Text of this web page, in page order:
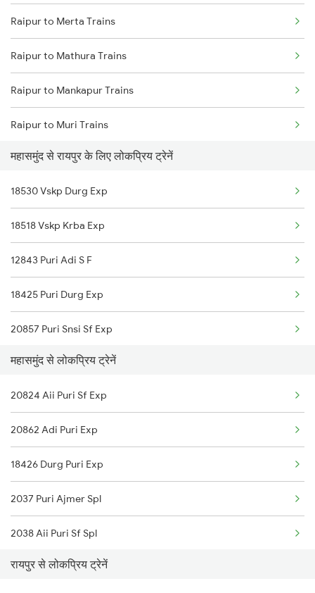
Mahasamund to Mathura Trains
Mahasamund to Akola Trains
Mahasamund to Bharuch Trains
Mahasamund to Vijayawada Trains
Mahasamund to Sambalpur Trains
Raipur to Merta Trains
Raipur to Mathura Trains
Raipur to Mankapur Trains
Raipur to Muri Trains
Raipur to Maihar Trains
Raipur to Murtizapur Trains
Raipur to Nagda Trains
Raipur to Nadiad Trains
Raipur to Nandurbar Trains
Raipur to New Delhi Trains
Raipur to Nanded Trains
Raipur to Nagaur Trains
महासमुंद से रायपुर के लिए लोकप्रिय ट्रेनें
18530 Vskp Durg Exp
18518 Vskp Krba Exp
12843 Puri Adi S F
18425 Puri Durg Exp
20857 Puri Snsi Sf Exp
19022 Amrit Bharat Exp
12807 Samta Express
20830 Vande Bharat Exp
महासमुंद से लोकप्रिय ट्रेनें
20824 Aii Puri Sf Exp
20862 Adi Puri Exp
18426 Durg Puri Exp
2037 Puri Ajmer Spl
2038 Aii Puri Sf Spl
2145 Ltt Puri Sf Spl
रायपुर से लोकप्रिय ट्रेनें